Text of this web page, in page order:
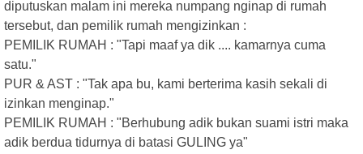
diputuskan malam ini mereka numpang nginap di rumah
tersebut, dan pemilik rumah mengizinkan :
PEMILIK RUMAH : "Tapi maaf ya dik .... kamarnya cuma
satu."
PUR & AST : "Tak apa bu, kami berterima kasih sekali di
izinkan menginap."
PEMILIK RUMAH : "Berhubung adik bukan suami istri maka
adik berdua tidurnya di batasi GULING ya"